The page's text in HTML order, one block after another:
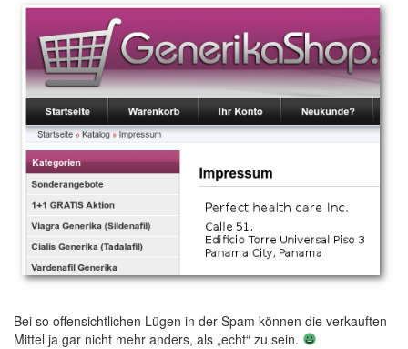
Bei so offensichtlichen Lügen in der Spam können die verkauften
Mittel ja gar nicht mehr anders, als „echt“ zu sein.